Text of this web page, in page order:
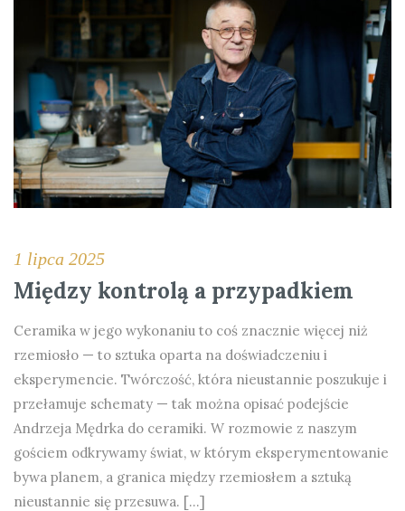
1 lipca 2025
Między kontrolą a przypadkiem
Ceramika w jego wykonaniu to coś znacznie więcej niż
rzemiosło — to sztuka oparta na doświadczeniu i
eksperymencie. Twórczość, która nieustannie poszukuje i
przełamuje schematy — tak można opisać podejście
Andrzeja Mędrka do ceramiki. W rozmowie z naszym
gościem odkrywamy świat, w którym eksperymentowanie
bywa planem, a granica między rzemiosłem a sztuką
nieustannie się przesuwa. […]